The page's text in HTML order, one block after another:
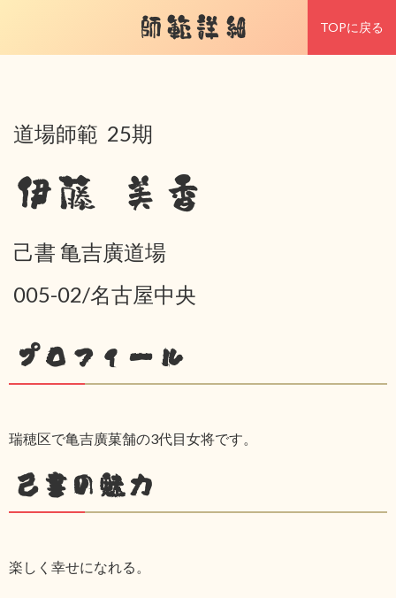
師範詳細 TOPに戻る
道場師範 25期
伊藤 美香
己書 亀吉廣道場
005-02/名古屋中央
プロフィール
瑞穂区で亀吉廣菓舗の3代目女将です。
己書の魅力
楽しく幸せになれる。